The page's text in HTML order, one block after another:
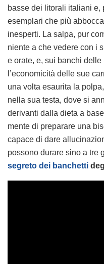
basse dei litorali italiani e,
esemplari che più
inesperti. La salpa, pur
niente a che vedere con i
e orate, e, sui banchi
l’economicità delle sue
una volta esaurita la
nella sua testa, dove si
derivanti dalla dieta a
mente di preparare una
capace di dare
possono durare sino a tre
segreto dei banchetti